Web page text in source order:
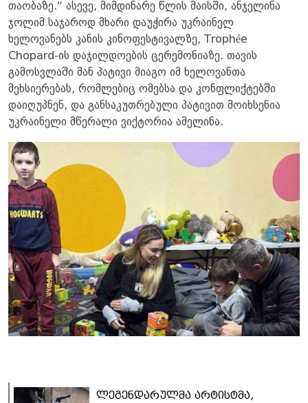
თაობაზე.“ ასევე, მიმდინარე წლის მაისში, ანჯელინა
ჯოლიმ საჯაროდ მხარი დაუჭირა უკრაინელ
ხელოვანებს კანის კინოფესტივალზე, Trophée
Chopard-ის დაჯილდოების ცერემონიაზე. თავის
გამოსვლაში მან პატივი მიაგო იმ ხელოვანთა
მეხსიერებას, რომლებიც ომებსა და კონფლიქტებში
დაიღუპნენ, და განსაკუთრებული პატივით მოიხსენია
უკრაინელი მწერალი ვიქტორია ამელინა.
ლეგენდარულმა არტისტმა,